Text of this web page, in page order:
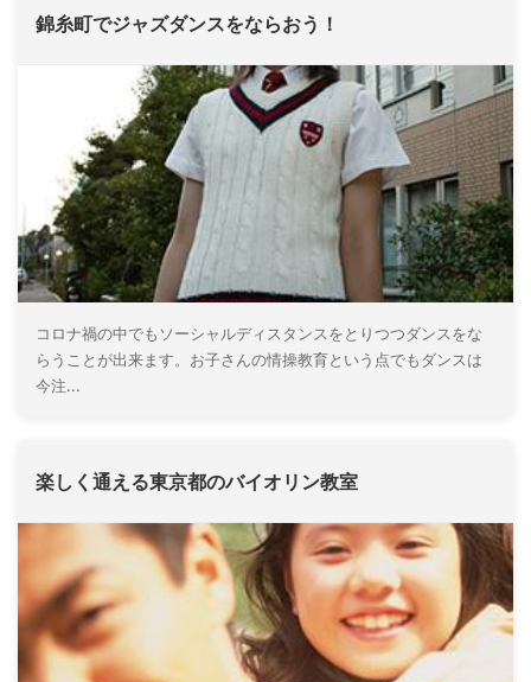
錦糸町でジャズダンスをならおう！
コロナ禍の中でもソーシャルディスタンスをとりつつダンスをな
らうことが出来ます。お子さんの情操教育という点でもダンスは
今注...
楽しく通える東京都のバイオリン教室